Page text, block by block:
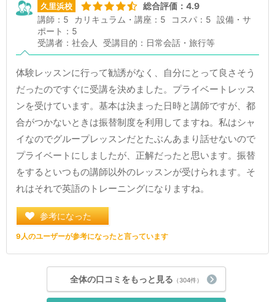
久里浜校
総合評価：4.9
講師：5
カリキュラム・講座：5 コスパ：5 設備・サ
ポート：5
受講者：社会人
受講目的：日常会話・旅行等
体験レッスンに行って勧誘がなく、自分にとって良さそう
だったのですぐに受講を決めました。プライベートレッス
ンを受けています。基本は決まった日時と講師ですが、都
合がつかないときは振替制度を利用してますね。私はシャ
イなのでグループレッスンだとたぶんあまり話せないので
プライベートにしましたが、正解だったと思います。振替
をするといつもの講師以外のレッスンが受けられます。そ
れはそれで英語のトレーニングになりますね。
参考になった
9人のユーザーが参考になったと言っています
全体の口コミをもっと見る （304件）